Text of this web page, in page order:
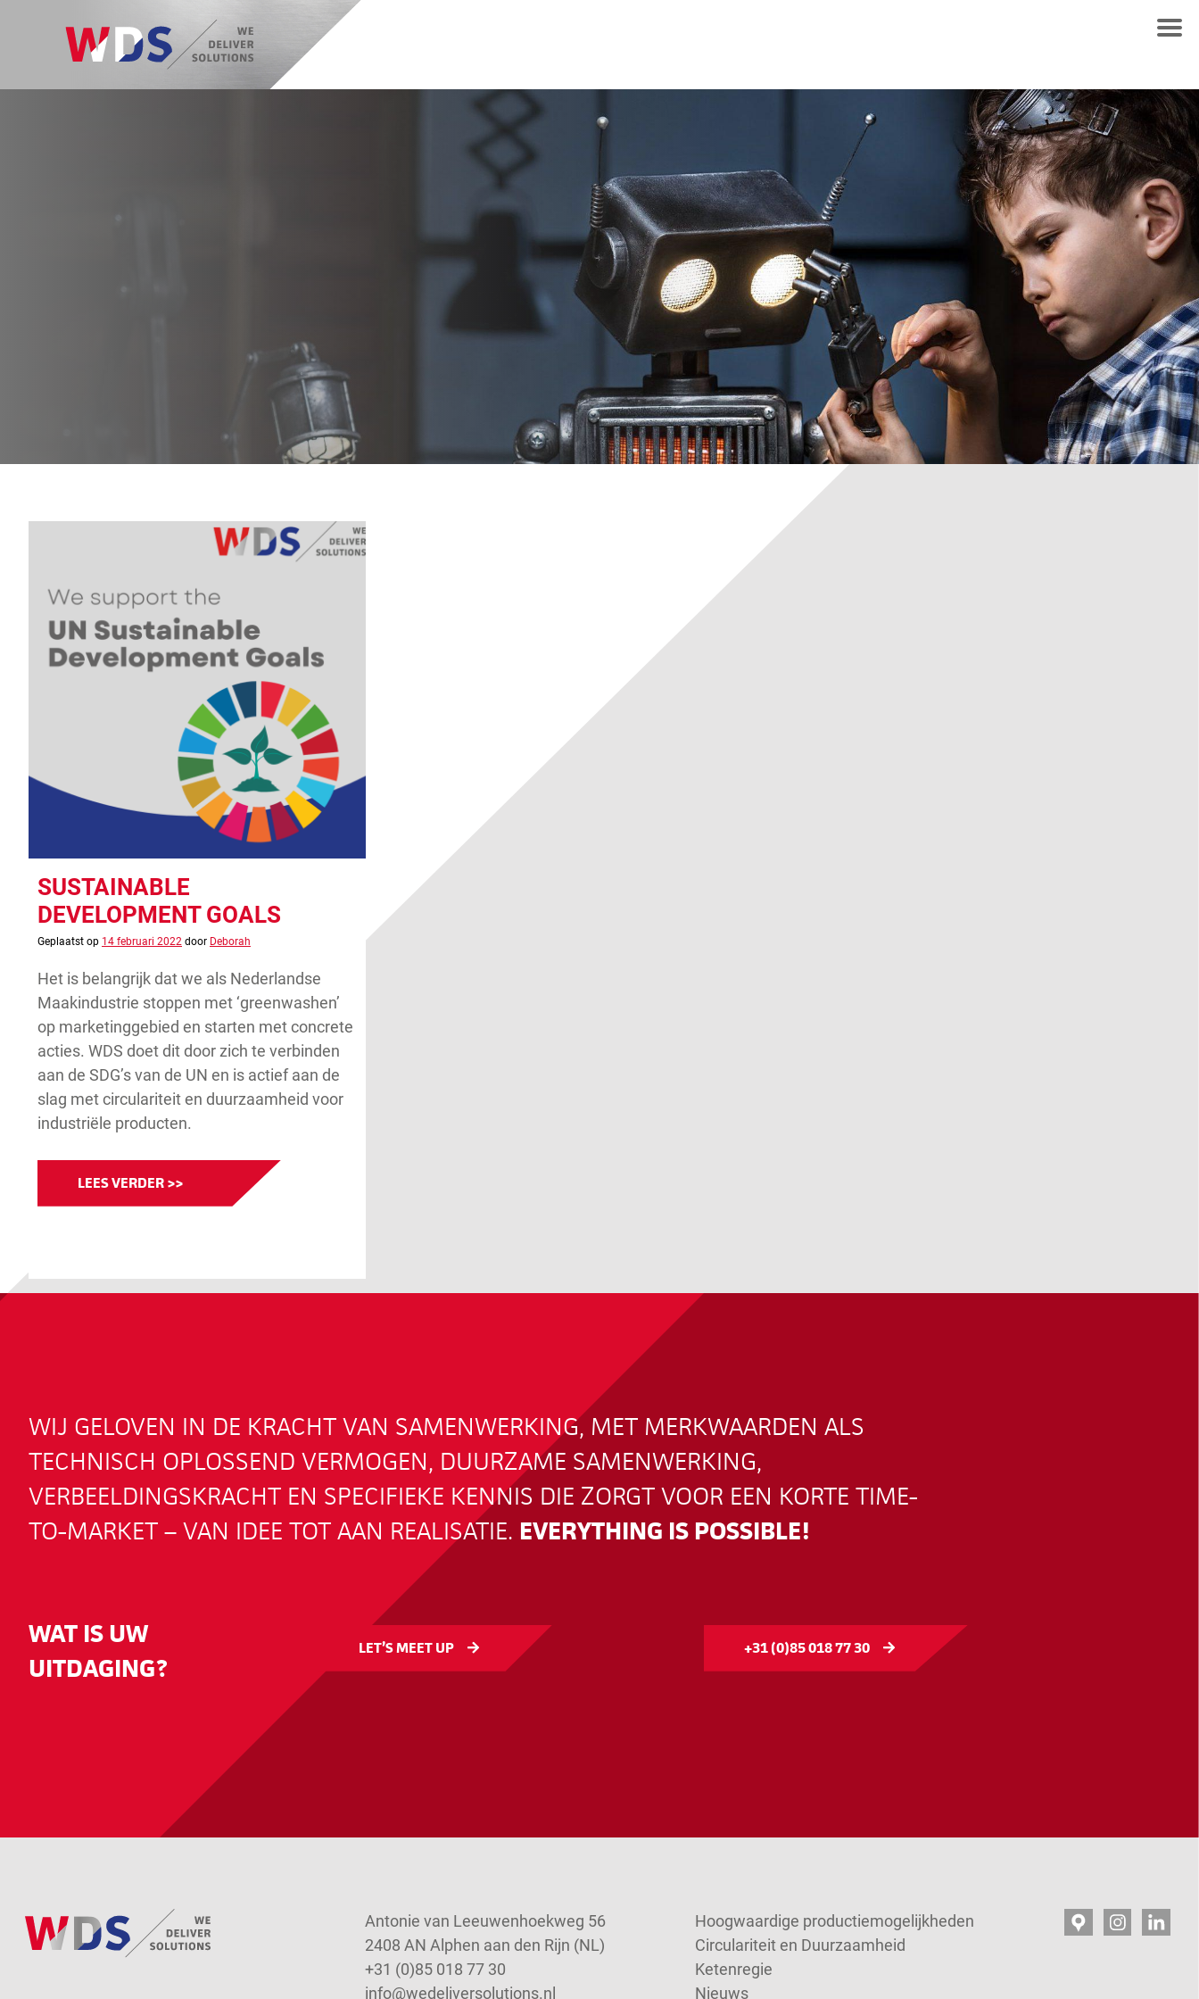
SUSTAINABLE
DEVELOPMENT GOALS
Geplaatst op 14 februari 2022 door Deborah
Het is belangrijk dat we als Nederlandse
Maakindustrie stoppen met ‘greenwashen’
op marketinggebied en starten met concrete
acties. WDS doet dit door zich te verbinden
aan de SDG’s van de UN en is actief aan de
slag met circulariteit en duurzaamheid voor
industriële producten.
LEES VERDER >>
WIJ GELOVEN IN DE KRACHT VAN SAMENWERKING, MET MERKWAARDEN ALS
TECHNISCH OPLOSSEND VERMOGEN, DUURZAME SAMENWERKING,
VERBEELDINGSKRACHT EN SPECIFIEKE KENNIS DIE ZORGT VOOR EEN KORTE TIME-
TO-MARKET – VAN IDEE TOT AAN REALISATIE. EVERYTHING IS POSSIBLE!
WAT IS UW
UITDAGING?
LET’S MEET UP +31 (0)85 018 77 30
Antonie van Leeuwenhoekweg 56
2408 AN Alphen aan den Rijn (NL)
+31 (0)85 018 77 30
info@wedeliversolutions.nl
Hoogwaardige productiemogelijkheden
Circulariteit en Duurzaamheid
Ketenregie
Nieuws